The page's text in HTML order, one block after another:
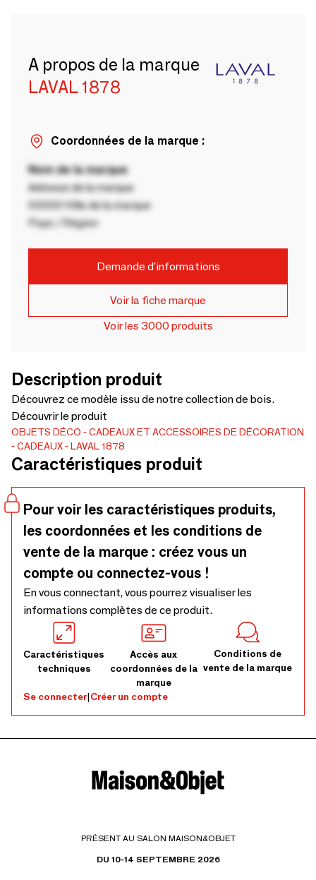
A propos de la marque
LAVAL 1878
Coordonnées de la marque :
Nom de la marque
Adresse de la marque
00000 Ville de la marque
Pays / Région
Demande d'informations
Voir la fiche marque
Voir les 3000 produits
Description produit
Découvrez ce modèle issu de notre collection de bois.
Découvrir le produit
OBJETS DÉCO
CADEAUX ET ACCESSOIRES DE DÉCORATION
CADEAUX
LAVAL 1878
Caractéristiques produit
Pour voir les caractéristiques produits,
les coordonnées et les conditions de
vente de la marque : créez vous un
compte ou connectez-vous !
En vous connectant, vous pourrez visualiser les
informations complètes de ce produit.
Caractéristiques
techniques
Accès aux
coordonnées de la
marque
Conditions de
vente de la marque
Se connecter|Créer un compte
PRÉSENT AU SALON MAISON&OBJET
DU 10-14 SEPTEMBRE 2026